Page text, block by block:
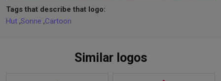
Tags that describe that logo:
Hut ,Sonne ,Cartoon
Similar logos